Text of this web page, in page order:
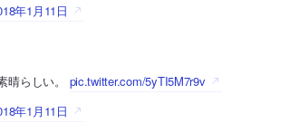
年1月11日
晴らしい。 pic.twitter.com/5yTI5M7r9v
年1月11日